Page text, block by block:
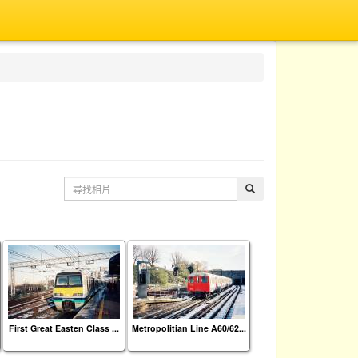
First Great Easten Class ... Metropolitian Line A60/62...